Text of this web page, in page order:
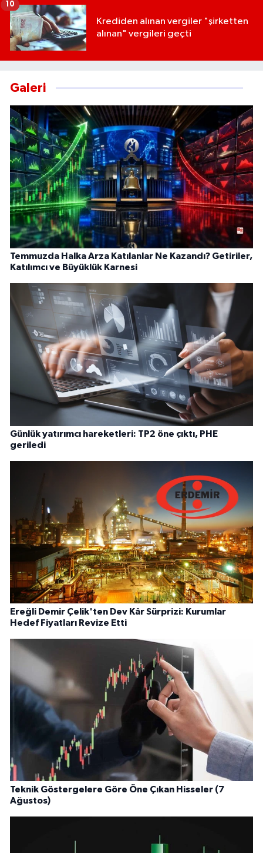
Krediden alınan vergiler "şirketten
alınan" vergileri geçti
10
Galeri
Temmuzda Halka Arza Katılanlar Ne Kazandı? Getiriler,
Katılımcı ve Büyüklük Karnesi
Günlük yatırımcı hareketleri: TP2 öne çıktı, PHE
geriledi
Ereğli Demir Çelik'ten Dev Kâr Sürprizi: Kurumlar
Hedef Fiyatları Revize Etti
Teknik Göstergelere Göre Öne Çıkan Hisseler (7
Ağustos)